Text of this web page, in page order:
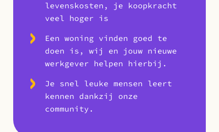
levenskosten, je koopkracht
veel hoger is
Een woning vinden goed te
doen is, wij en jouw nieuwe
werkgever helpen hierbij.
Je snel leuke mensen leert
kennen dankzij onze
community.